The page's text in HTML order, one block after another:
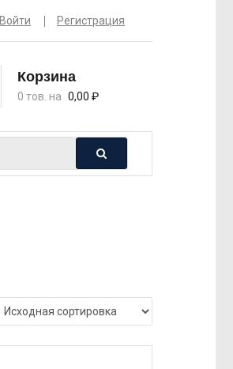
Войти Регистрация
Корзина
0 тов. на 0,00 ₽